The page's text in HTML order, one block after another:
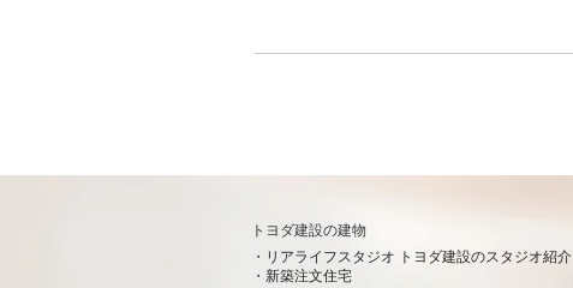
トヨダ建設の建物
リアライフスタジオ トヨダ建設のスタジオ紹介
新築注文住宅